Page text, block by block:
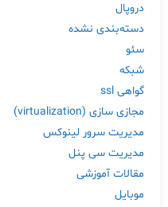
دروپال
دسته‌بندی نشده
سئو
شبکه
گواهی ssl
مجازی سازی (virtualization)
مدیریت سرور لینوکس
مدیریت سی پنل
مقالات آموزشی
موبایل